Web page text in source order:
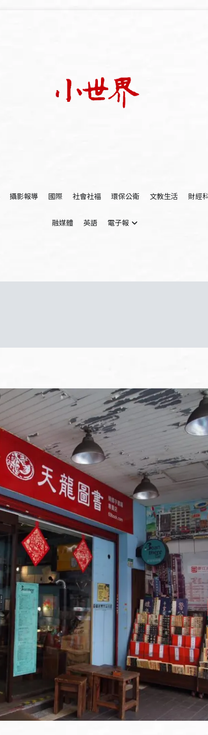
攝影報導 國際 社會社福 環保公衛 文教生活 財經
融媒體 英語 電子報